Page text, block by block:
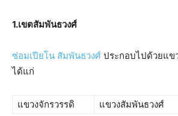
1.เขตสัมพันธวงศ์
ซ่อมเปียโน สัมพันธวงศ์ ประกอบไปด้วยแข
ได้แก่
แขวงจักรวรรดิ แขวงสัมพันธวงศ์